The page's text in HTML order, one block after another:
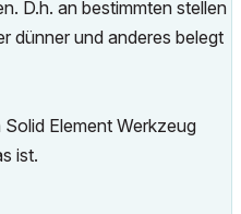
D.h. an bestimmten stellen
dünner und anderes belegt
Element Werkzeug
ist.